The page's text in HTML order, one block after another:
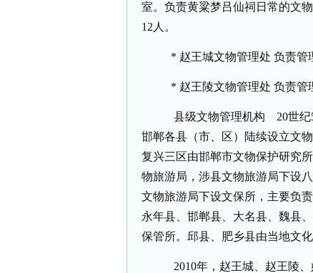
室。负责黄粱梦吕仙祠日常的文物
12 人。
* 赵王城文物管理处 负责管
* 赵王陵文物管理处 负责管
县级文物管理机构 20世纪
邯郸各县（市、区）陆续设立文
复兴三区由邯郸市文物保护研究
物旅游局，涉县文物旅游局下设
文物旅游局下设文保所，主要负
永年县、邯郸县、大名县、魏县
保管所。邱县、肥乡县由当地文
2010年，赵王城、赵王陵